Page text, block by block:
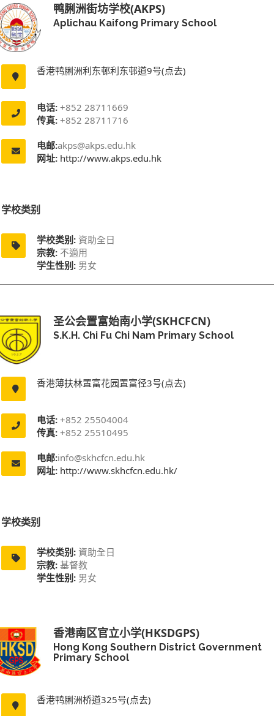
鸭脷洲街坊学校(AKPS)
Aplichau Kaifong Primary School
香港鸭脷洲利东邨利东邨道9号(点去)
电话: +852 28711669
传真: +852 28711716
电邮:akps@akps.edu.hk
网址: http://www.akps.edu.hk
学校类别
学校类别: 資助全日
宗教: 不適用
学生性别: 男女
圣公会置富始南小学(SKHCFCN)
S.K.H. Chi Fu Chi Nam Primary School
香港薄扶林置富花园置富径3号(点去)
电话: +852 25504004
传真: +852 25510495
电邮:info@skhcfcn.edu.hk
网址: http://www.skhcfcn.edu.hk/
学校类别
学校类别: 資助全日
宗教: 基督教
学生性别: 男女
香港南区官立小学(HKSDGPS)
Hong Kong Southern District Government
Primary School
香港鸭脷洲桥道325号(点去)